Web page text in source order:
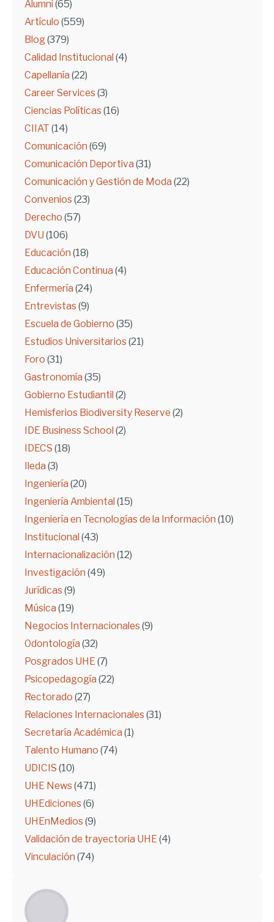
Alumni (65)
Artículo (559)
Blog(379)
Calidad Institucional (4)
Capellanía (22)
Career Services (3)
Ciencias Políticas (16)
CIIAT (14)
Comunicación (69)
Comunicación Deportiva (31)
Comunicación y Gestión de Moda (22)
Convenios (23)
Derecho (57)
DVU (106)
Educación (18)
Educación Continua (4)
Enfermería (24)
Entrevistas (9)
Escuela de Gobierno (35)
Estudios Universitarios (21)
Foro (31)
Gastronomía (35)
Gobierno Estudiantil (2)
Hemisferios Biodiversity Reserve (2)
IDE Business School (2)
IDECS (18)
Ileda (3)
Ingeniería (20)
Ingeniería Ambiental (15)
Ingeniería en Tecnologías de la Información (10)
Institucional (43)
Internacionalización (12)
Investigación (49)
Jurídicas (9)
Música (19)
Negocios Internacionales (9)
Odontología (32)
Posgrados UHE(7)
Psicopedagogía (22)
Rectorado (27)
Relaciones Internacionales (31)
Secretaría Académica (1)
Talento Humano (74)
UDICIS (10)
UHE News (471)
UHEdiciones (6)
UHEnMedios (9)
Validación de trayectoria UHE(4)
Vinculación (74)